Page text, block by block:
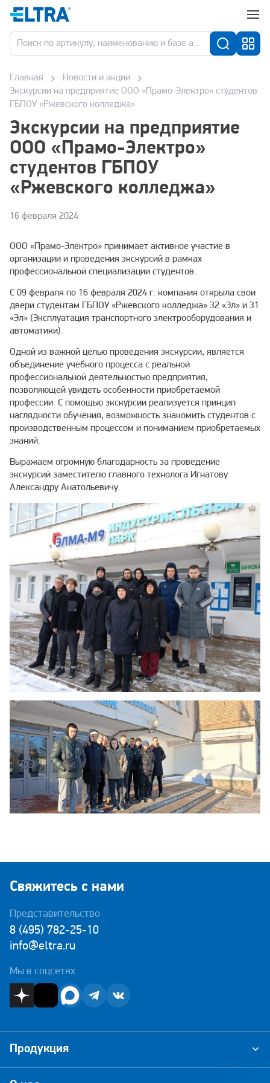
Главная
Новости и акции
Экскурсии на предприятие ООО «Прамо-Электро» студентов
ГБПОУ «Ржевского колледжа»
Экскурсии на предприятие
ООО «Прамо-Электро»
студентов ГБПОУ
«Ржевского колледжа»
16 февраля 2024
ООО «Прамо-Электро» принимает активное участие в
организации и проведения экскурсий в рамках
профессиональной специализации студентов.
С 09 февраля по 16 февраля 2024 г. компания открыла свои
двери студентам ГБПОУ «Ржевского колледжа» 32 «Эл» и 31
«Эл» (Эксплуатация транспортного электрооборудования и
автоматики).
Одной из важной целью проведения экскурсии, является
объединение учебного процесса с реальной
профессиональной деятельностью предприятия,
позволяющей увидеть особенности приобретаемой
профессии. С помощью экскурсии реализуется принцип
наглядности обучения, возможность знакомить студентов с
производственным процессом и пониманием приобретаемых
знаний.
Выражаем огромную благодарность за проведение
экскурсий заместителю главного технолога Игнатову
Александру Анатольевичу.
Свяжитесь с нами
Представительство
8 (495) 782-25-10
info@eltra.ru
Мы в соцсетях
Продукция